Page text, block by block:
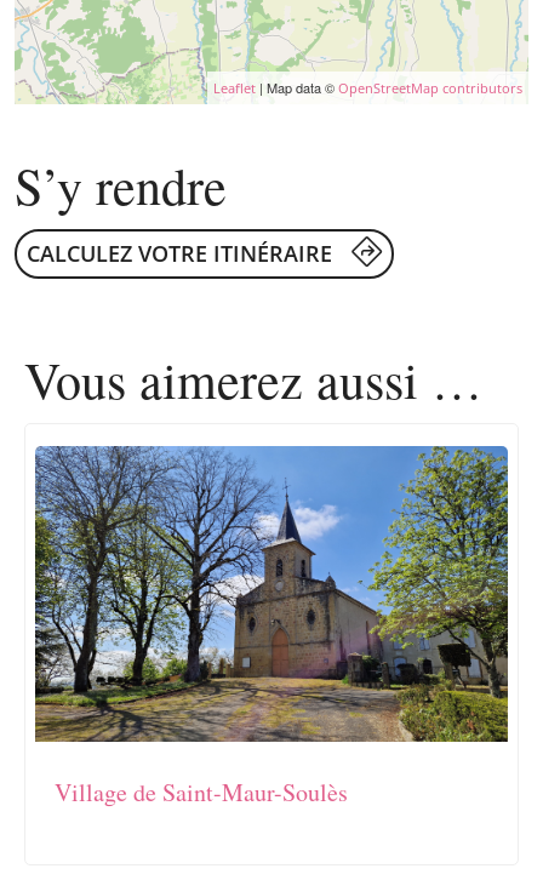
Leaflet | Map data © OpenStreetMap contributors
S’y rendre
CALCULEZ VOTRE ITINÉRAIRE
Vous aimerez aussi …
Village de Saint-Maur-Soulès